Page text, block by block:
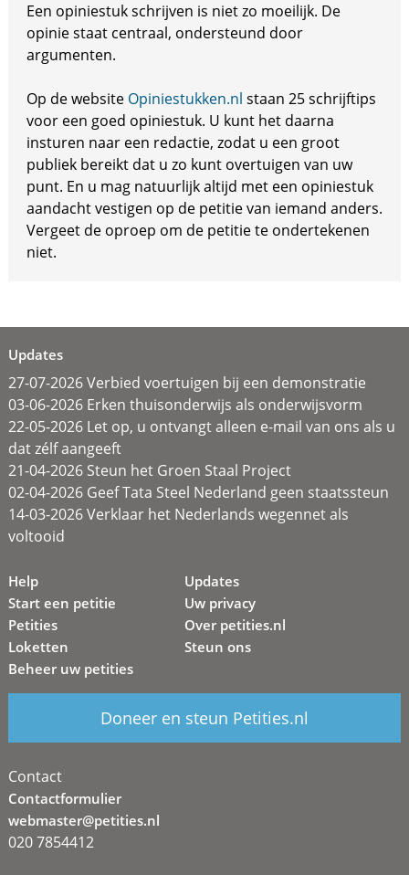
Een opiniestuk schrijven is niet zo moeilijk. De
opinie staat centraal, ondersteund door
argumenten.
Op de website Opiniestukken.nl staan 25 schrijftips
voor een goed opiniestuk. U kunt het daarna
insturen naar een redactie, zodat u een groot
publiek bereikt dat u zo kunt overtuigen van uw
punt. En u mag natuurlijk altijd met een opiniestuk
aandacht vestigen op de petitie van iemand anders.
Vergeet de oproep om de petitie te ondertekenen
niet.
Updates
27-07-2026 Verbied voertuigen bij een demonstratie
03-06-2026 Erken thuisonderwijs als onderwijsvorm
22-05-2026 Let op, u ontvangt alleen e-mail van ons als u
dat zélf aangeeft
21-04-2026 Steun het Groen Staal Project
02-04-2026 Geef Tata Steel Nederland geen staatssteun
14-03-2026 Verklaar het Nederlands wegennet als
voltooid
Help
Start een petitie
Petities
Loketten
Beheer uw petities
Updates
Uw privacy
Over petities.nl
Steun ons
Doneer en steun Petities.nl
Contact
Contactformulier
webmaster@petities.nl
020 7854412